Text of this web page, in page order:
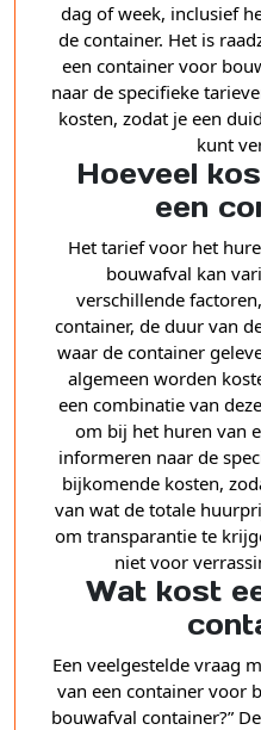
dag of week, inclusief
de container. Het is
een container voor
naar de specifieke
kosten, zodat je een
kunt
Hoeveel
een
Het tarief voor het
bouwafval kan
verschillende
container, de duur van
waar de container
algemeen worden
een combinatie van
om bij het huren van
informeren naar de
bijkomende kosten,
van wat de totale
om transparantie te
niet voor
Wat kost
Een veelgestelde vraag
van een container voor
bouwafval container?”